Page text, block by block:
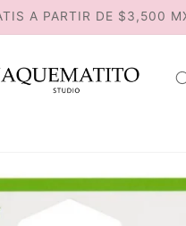
A PARTIR DE $3,500